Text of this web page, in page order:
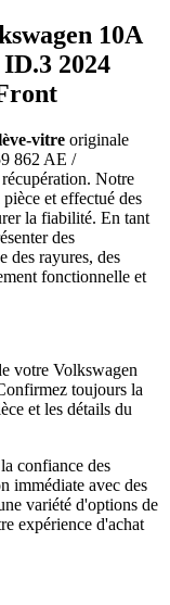
10A
2024
vitre originale
862 AE /
Notre
et effectué des
la fiabilité. En tant
des
des rayures, des
fonctionnelle et
votre Volkswagen
toujours la
et les détails du
confiance des
immédiate avec des
variété d'options de
expérience d'achat